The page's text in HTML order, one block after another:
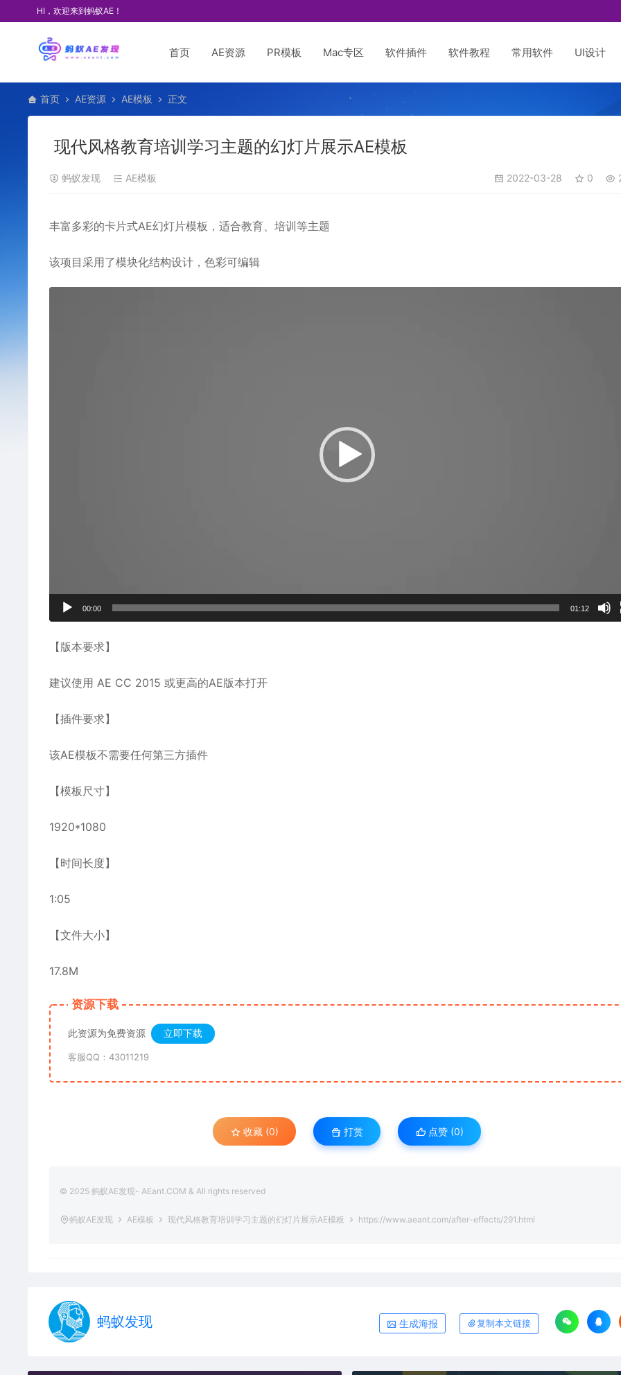
HI，欢迎来到蚂蚁AE！
首页 AE资源 PR模板 Mac专区 软件插件 软件教程 常用软件 UI设计
首页 AE资源 AE模板 正文
现代风格教育培训学习主题的幻灯片展示AE模板
蚂蚁发现 AE模板 2022-03-28 0
丰富多彩的卡片式AE幻灯片模板，适合教育、培训等主题
该项目采用了模块化结构设计，色彩可编辑
00:00 01:12
【版本要求】
建议使用 AE CC 2015 或更高的AE版本打开
【插件要求】
该AE模板不需要任何第三方插件
【模板尺寸】
1920*1080
【时间长度】
1:05
【文件大小】
17.8M
资源下载
此资源为免费资源 立即下载
客服QQ：43011219
收藏 (0) 打赏 点赞 (0)
© 2025 蚂蚁AE发现- AEant.COM & All rights reserved
蚂蚁AE发现 AE模板 现代风格教育培训学习主题的幻灯片展示AE模板 https://www.aeant.com/after-effects/291.html
蚂蚁发现 生成海报 复制本文链接